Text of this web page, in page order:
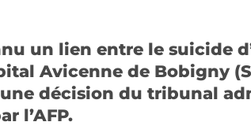
un lien entre le suicide
Avicenne de Bobigny
décision du tribunal
l’AFP.